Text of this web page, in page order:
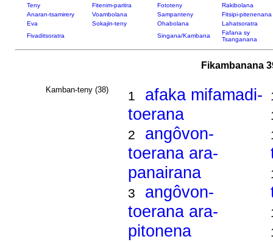
Teny Fitenim-paritra Fototeny
Rakibolana
Anaran-tsamirery
Voambolana Sampanteny
Fitsipi-pitenenana
Eva
Sokajin-teny Ohabolana
Lahatsoratra
Fivaditsoratra
Singana/Kambana
Fafana sy
Tsanganana
Fikambanana
Kamban-teny (38) 1
afaka mifamadi-
toerana
2
angôvon-
toerana ara-
panairana
3
angôvon-
toerana ara-
pitonena